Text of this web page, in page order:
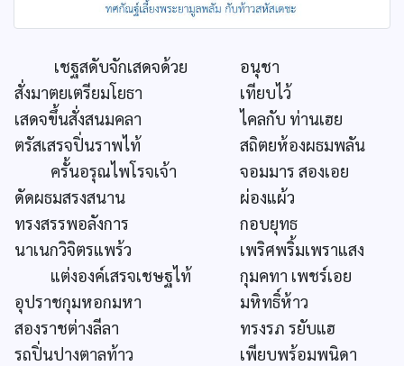
เชฐสดับจักเสดจด้วย
อนุชา
สั่งมาตยเตรียมโยธา
เทียบไว้
เสดจขึ้นสั่งสนมคลา
ไคลกับ ท่านเฮย
ตรัสเสรจปิ่นราพไท้
สถิตยห้องผธมพลัน
ครั้นอรุณไพโรจเจ้า
จอมมาร สองเอย
ดัดผธมสรงสนาน
ผ่องแผ้ว
ทรงสรรพอลังการ
กอบยุทธ
นาเนกวิจิตรแพร้ว
เพริศพริ้มเพราแสง
แต่งองค์เสรจเชษฐไท้
กุมคทา เพชร์เอย
อุปราชกุมหอกมหา
มหิทธิ์ห้าว
สองราชต่างลีลา
ทรงรภ รยับแฮ
รถปิ่นปางตาลท้าว
เพียบพร้อมพนิดา